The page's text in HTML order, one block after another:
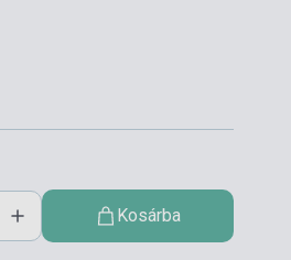
Kosárba